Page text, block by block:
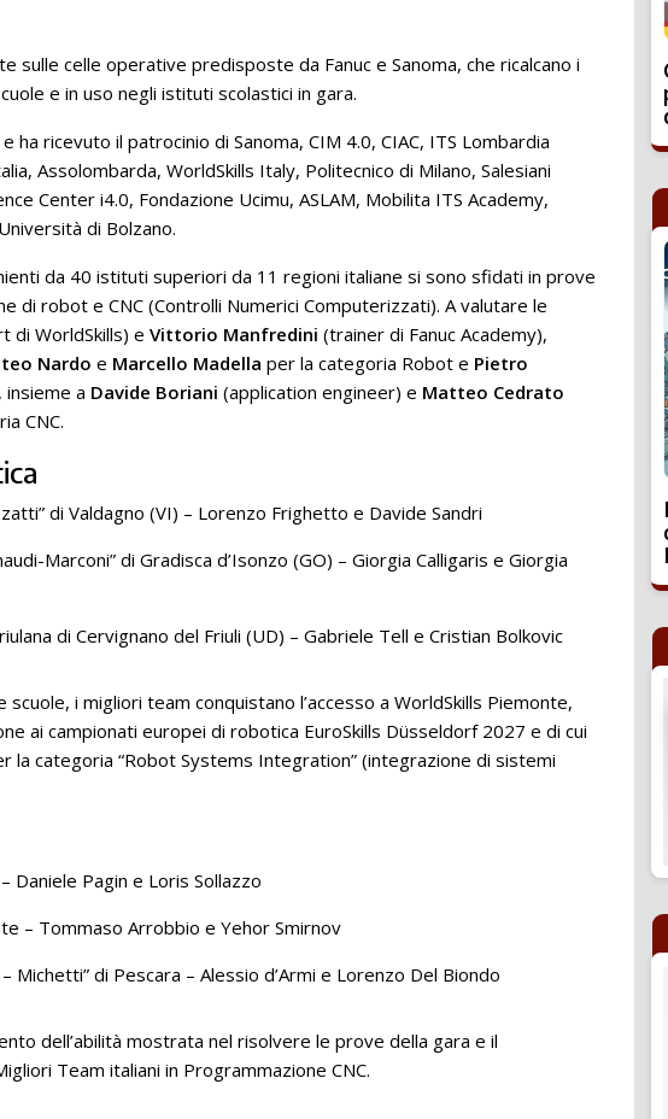
sulle celle operative predisposte da Fanuc e Sanoma, che ricalcano i
e in uso negli istituti scolastici in gara.
e ha ricevuto il patrocinio di Sanoma, CIM 4.0, CIAC, ITS Lombardia
Assolombarda, WorldSkills Italy, Politecnico di Milano, Salesiani
Center i4.0, Fondazione Ucimu, ASLAM, Mobilita ITS Academy,
di Bolzano.
da 40 istituti superiori da 11 regioni italiane si sono sfidati in prove
di robot e CNC (Controlli Numerici Computerizzati). A valutare le
di WorldSkills) e Vittorio Manfredini (trainer di Fanuc Academy),
Nardo e Marcello Madella per la categoria Robot e Pietro
insieme a Davide Boriani (application engineer) e Matteo Cedrato
CNC.
di Valdagno (VI) – Lorenzo Frighetto e Davide Sandri
Marconi” di Gradisca d’Isonzo (GO) – Giorgia Calligaris e Giorgia
di Cervignano del Friuli (UD) – Gabriele Tell e Cristian Bolkovic
i migliori team conquistano l’accesso a WorldSkills Piemonte,
ai campionati europei di robotica EuroSkills Düsseldorf 2027 e di cui
la categoria “Robot Systems Integration” (integrazione di sistemi
Daniele Pagin e Loris Sollazzo
– Tommaso Arrobbio e Yehor Smirnov
Michetti” di Pescara – Alessio d’Armi e Lorenzo Del Biondo
dell’abilità mostrata nel risolvere le prove della gara e il
Team italiani in Programmazione CNC.